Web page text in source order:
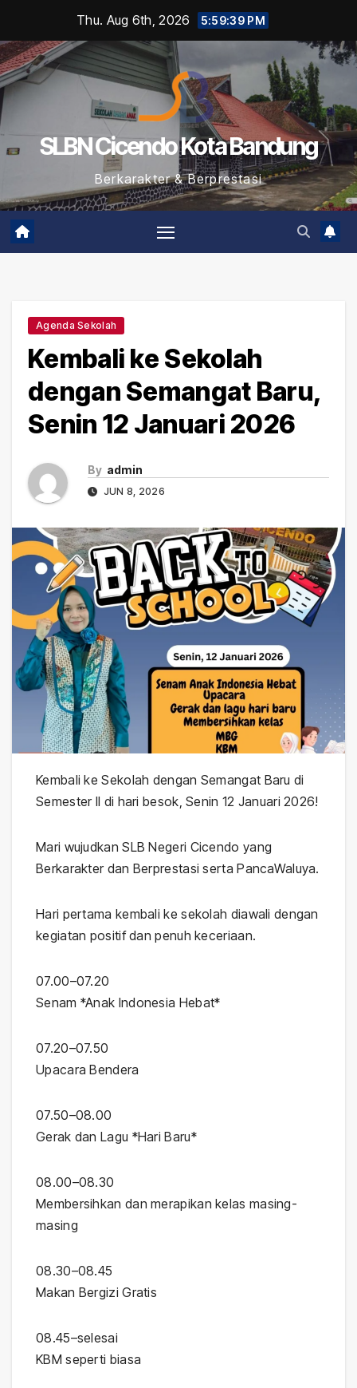
content
Thu. Aug 6th, 2026 5:59:40 PM
SLBN Cicendo Kota Bandung
Berkarakter & Berprestasi
Agenda Sekolah
Kembali ke Sekolah
dengan Semangat Baru,
Senin 12 Januari 2026
By admin
JUN 8, 2026
Kembali ke Sekolah dengan Semangat Baru di
Semester II di hari besok, Senin 12 Januari 2026!
Mari wujudkan SLB Negeri Cicendo yang
Berkarakter dan Berprestasi serta PancaWaluya.
Hari pertama kembali ke sekolah diawali dengan
kegiatan positif dan penuh keceriaan.
07.00–07.20
Senam *Anak Indonesia Hebat*
07.20–07.50
Upacara Bendera
07.50–08.00
Gerak dan Lagu *Hari Baru*
08.00–08.30
Membersihkan dan merapikan kelas masing-
masing
08.30–08.45
Makan Bergizi Gratis
08.45–selesai
KBM seperti biasa